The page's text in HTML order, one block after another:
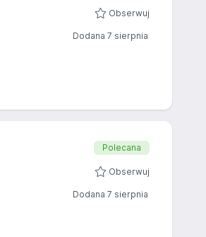
Obserwuj
Dodana 7 sierpnia
Polecana
Obserwuj
Dodana 7 sierpnia